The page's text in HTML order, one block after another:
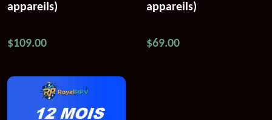
appareils)
$109.00
appareils)
$69.00